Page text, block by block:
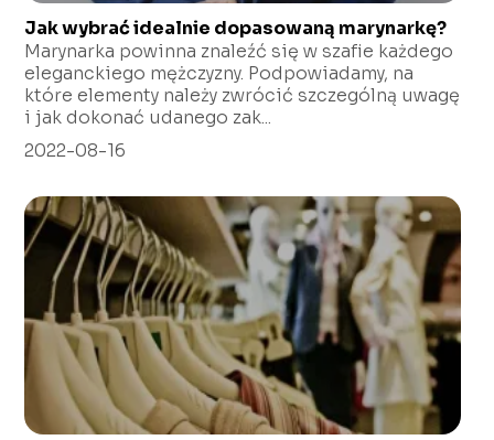
Jak wybrać idealnie dopasowaną marynarkę?
Marynarka powinna znaleźć się w szafie każdego
eleganckiego mężczyzny. Podpowiadamy, na
które elementy należy zwrócić szczególną uwagę
i jak dokonać udanego zak...
2022-08-16